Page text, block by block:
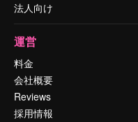
法人向け
運営
料金
会社概要
Reviews
採用情報